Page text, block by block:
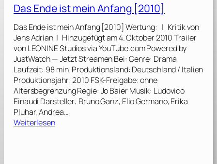
Das Ende ist mein Anfang [2010]
Das Ende ist mein Anfang [2010] Wertung: | Kritik von
Jens Adrian | Hinzugefügt am 4. Oktober 2010 Trailer
von LEONINE Studios via YouTube.com Powered by
JustWatch — Jetzt Streamen Bei: Genre: Drama
Laufzeit: 98 min. Produktionsland: Deutschland / Italien
Produktionsjahr: 2010 FSK-Freigabe: ohne
Altersbegrenzung Regie: Jo Baier Musik: Ludovico
Einaudi Darsteller: Bruno Ganz, Elio Germano, Erika
Pluhar, Andrea…
Weiterlesen: